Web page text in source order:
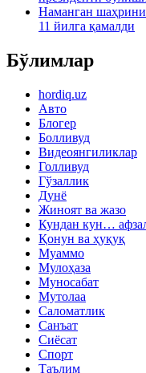
Наманган
11 йилга қамалди
Бўлимлар
hordiq.uz
Авто
Блогер
Болливуд
Видеоянгиликлар
Голливуд
Гўзаллик
Дунё
Жиноят ва жазо
Кундан кун…
Қонун ва ҳуқуқ
Муаммо
Мулоҳаза
Муносабат
Мутолаа
Саломатлик
Санъат
Сиёсат
Спорт
Таълим